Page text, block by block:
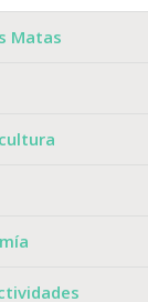
Matas